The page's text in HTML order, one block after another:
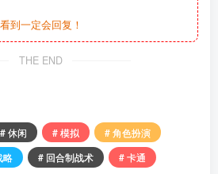
到一定会回复！
THE END
# 休闲 # 模拟
# 角色扮演
略 # 回合制战术
# 卡通